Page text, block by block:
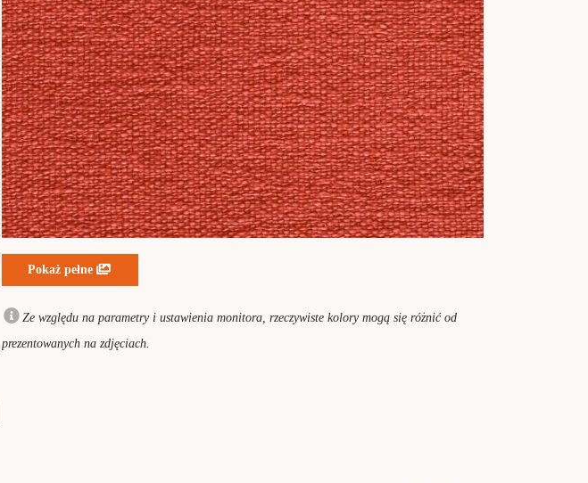
Pokaż pełne
Ze względu na parametry i ustawienia monitora, rzeczywiste kolory mogą się różnić od
prezentowanych na zdjęciach.